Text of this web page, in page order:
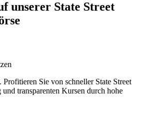
unserer State Street
Sie von schneller State Street
transparenten Kursen durch hohe